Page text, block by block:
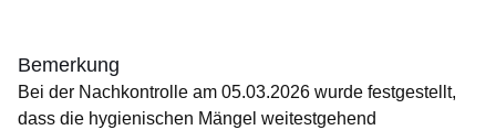
Bemerkung
Bei der Nachkontrolle am 05.03.2026 wurde festgestellt,
dass die hygienischen Mängel weitestgehend